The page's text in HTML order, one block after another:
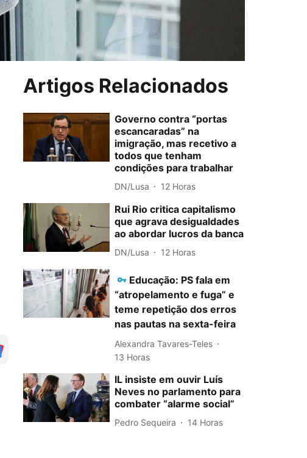
Artigos Relacionados
Governo contra “portas
escancaradas” na
imigração, mas recetivo a
todos que tenham
condições para trabalhar
DN/Lusa 12 Horas
Rui Rio critica capitalismo
que agrava desigualdades
ao abordar lucros da banca
DN/Lusa 12 Horas
Educação: PS fala em
“atropelamento e fuga” e
teme repetição dos erros
nas pautas na sexta-feira
Alexandra Tavares-Teles
13 Horas
IL insiste em ouvir Luís
Neves no parlamento para
combater “alarme social”
Pedro Sequeira 14 Horas